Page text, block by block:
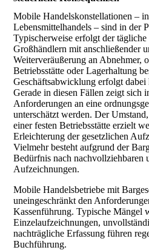
Mobile Handelskonstellationen –
Lebensmittelhandels – sind in der
Typischerweise erfolgt der
Großhändlern mit anschließender
Weiterveräußerung an Abnehmer,
Betriebsstätte oder Lagerhaltung
Geschäftsabwicklung erfolgt
Gerade in diesen Fällen zeigt sich
Anforderungen an eine
unterschätzt werden. Der
einer festen Betriebsstätte erzielt
Erleichterung der gesetzlichen
Vielmehr besteht aufgrund der
Bedürfnis nach nachvollziehbaren
Aufzeichnungen.
Mobile Handelsbetriebe mit
uneingeschränkt den
Kassenführung. Typische Mängel
Einzelaufzeichnungen,
nachträgliche Erfassung führen
Buchführung.